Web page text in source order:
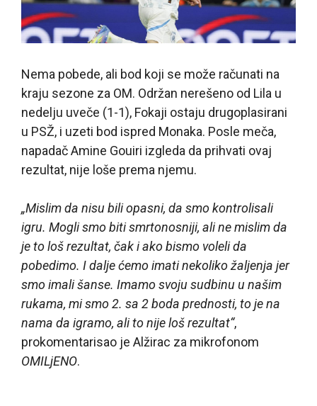
Nema pobede, ali bod koji se može računati na
kraju sezone za OM. Održan nerešeno od Lila u
nedelju uveče (1-1), Fokaji ostaju drugoplasirani
u PSŽ, i uzeti bod ispred Monaka. Posle meča,
napadač Amine Gouiri izgleda da prihvati ovaj
rezultat, nije loše prema njemu.
„Mislim da nisu bili opasni, da smo kontrolisali
igru. Mogli smo biti smrtonosniji, ali ne mislim da
je to loš rezultat, čak i ako bismo voleli da
pobedimo. I dalje ćemo imati nekoliko žaljenja jer
smo imali šanse. Imamo svoju sudbinu u našim
rukama, mi smo 2. sa 2 boda prednosti, to je na
nama da igramo, ali to nije loš rezultat“,
prokomentarisao je Alžirac za mikrofonom
OMILjENO.